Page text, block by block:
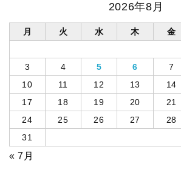
2026年8月
月 火 水 木 金
3
4 5 6 7
10
11 12 13 14
17
18 19 20 21
24
25 26 27 28
31
« 7月